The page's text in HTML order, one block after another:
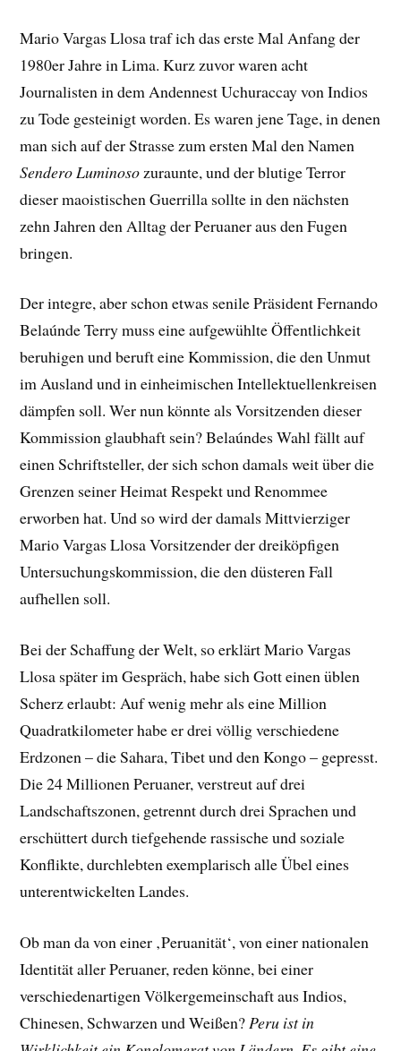
Mario Vargas Llosa traf ich das erste Mal Anfang der
1980er Jahre in Lima. Kurz zuvor waren acht
Journalisten in dem Andennest Uchuraccay von Indios
zu Tode gesteinigt worden. Es waren jene Tage, in denen
man sich auf der Strasse zum ersten Mal den Namen
Sendero Luminoso zuraunte, und der blutige Terror
dieser maoistischen Guerrilla sollte in den nächsten
zehn Jahren den Alltag der Peruaner aus den Fugen
bringen.
Der integre, aber schon etwas senile Präsident Fernando
Belaúnde Terry muss eine aufgewühlte Öffentlichkeit
beruhigen und beruft eine Kommission, die den Unmut
im Ausland und in einheimischen Intellektuellenkreisen
dämpfen soll. Wer nun könnte als Vorsitzenden dieser
Kommission glaubhaft sein? Belaúndes Wahl fällt auf
einen Schriftsteller, der sich schon damals weit über die
Grenzen seiner Heimat Respekt und Renommee
erworben hat. Und so wird der damals Mittvierziger
Mario Vargas Llosa Vorsitzender der dreiköpfigen
Untersuchungskommission, die den düsteren Fall
aufhellen soll.
Bei der Schaffung der Welt, so erklärt Mario Vargas
Llosa später im Gespräch, habe sich Gott einen üblen
Scherz erlaubt: Auf wenig mehr als eine Million
Quadratkilometer habe er drei völlig verschiedene
Erdzonen – die Sahara, Tibet und den Kongo – gepresst.
Die 24 Millionen Peruaner, verstreut auf drei
Landschaftszonen, getrennt durch drei Sprachen und
erschüttert durch tiefgehende rassische und soziale
Konflikte, durchlebten exemplarisch alle Übel eines
unterentwickelten Landes.
Ob man da von einer ‚Peruanität‘, von einer nationalen
Identität aller Peruaner, reden könne, bei einer
verschiedenartigen Völkergemeinschaft aus Indios,
Chinesen, Schwarzen und Weißen?Peru ist in